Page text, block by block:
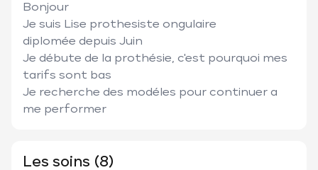
Bonjour
Je suis Lise prothesiste ongulaire
diplomée depuis Juin
Je débute de la prothésie, c'est pourquoi mes
tarifs sont bas
Je recherche des modéles pour continuer a
me performer
Les soins (8)